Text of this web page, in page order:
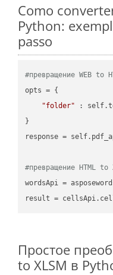
Como
Python:
passo
#превращение WEB to
opts = {
"folder" :
}
response =
#превращение HTML to
wordsApi =
result =
Простое
to XLSM в